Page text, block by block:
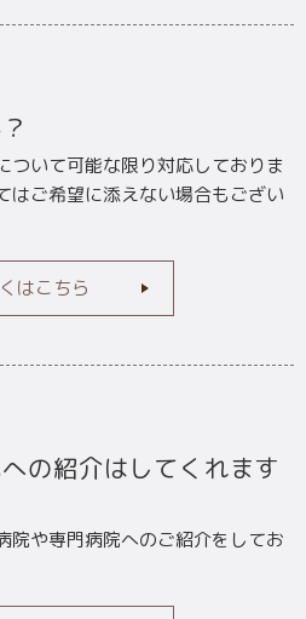
ついて可能な限り対応しておりま
はご希望に添えない場合もござい
はこちら
の紹介はしてくれます
院や専門病院へのご紹介をしてお